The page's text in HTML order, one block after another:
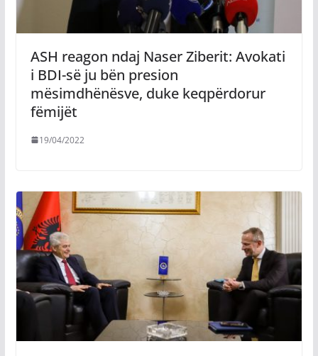
ASH reagon ndaj Naser Ziberit: Avokati
i BDI-së ju bën presion
mësimdhënësve, duke keqpërdorur
fëmijët
19/04/2022